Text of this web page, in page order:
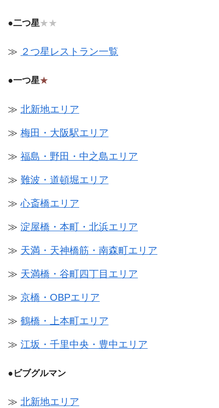
●二つ星★★
≫ ２つ星レストラン一覧
●一つ星★
≫ 北新地エリア
≫ 梅田・大阪駅エリア
≫ 福島・野田・中之島エリア
≫ 難波・道頓堀エリア
≫心斎橋エリア
≫ 淀屋橋・本町・北浜エリア
≫ 天満・天神橋筋・南森町エリア
≫ 天満橋・谷町四丁目エリア
≫ 京橋・OBPエリア
≫ 鶴橋・上本町エリア
≫ 江坂・千里中央・豊中エリア
● ビブグルマン
≫ 北新地エリア